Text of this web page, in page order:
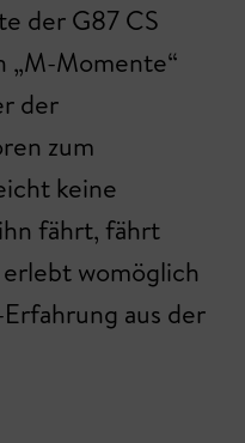
der G87 CS
„M-Momente“
der
zum
keine
fährt, fährt
womöglich
aus der